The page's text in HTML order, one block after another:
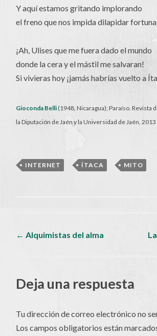
Y aquí estamos gritando implorando
el freno que nos impida dilapidar
¡Ah, Ulises que me fuera dado el mundo
donde la cera y el mástil me salvaran!
Si vivieras hoy ¡jamás habrías vuelto a
Gioconda Belli (1948, Nicaragua); Paraíso. Revista
la Diputación de Jaén y la Universidad de Jaén, 2013
INTERNET , ÍTACA , MITO
Navegador
artículos
← Alquimistas del alma
Deja una respuesta
Tu dirección de correo electrónico no
Los campos obligatorios están